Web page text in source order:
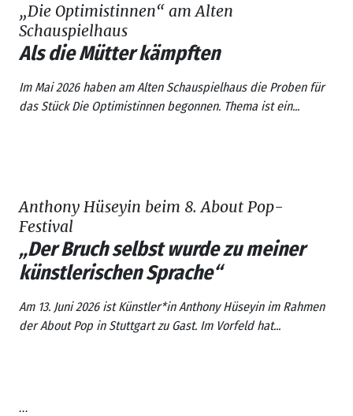
„Die Optimistinnen“ am Alten
Schauspielhaus
Als die Mütter kämpften
Im Mai 2026 haben am Alten Schauspielhaus die Proben für
das StückDie Optimistinnen begonnen. Thema ist ein...
Anthony Hüseyin beim 8. About Pop-
Festival
„Der Bruch selbst wurde zu meiner
künstlerischen Sprache“
Am 13. Juni 2026 ist Künstler*in Anthony Hüseyin im Rahmen
derAbout Pop in Stuttgart zu Gast. Im Vorfeld hat...
...